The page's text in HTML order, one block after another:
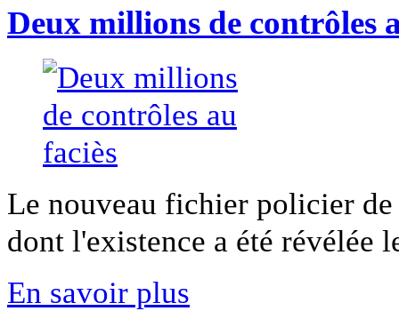
Deux millions de contrôles
Le nouveau fichier policier
dont l'existence a été révélée
En savoir plus